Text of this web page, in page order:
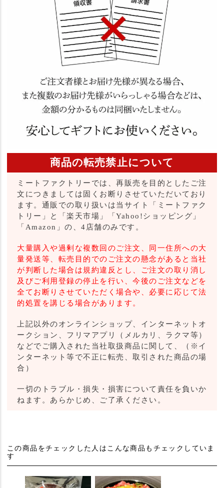
商品の転売禁止について
ミートファクトリーでは、再販売を目的としたご注
文につきましては固くお断りさせていただいており
ます。通販での取り扱いは当サイト「ミートファク
トリー」と「楽天市場」「Yahoo!ショッピング」
「Amazon」の、4店舗のみです。
大量購入や過剰な複数回のご注文、同一住所への大
量発送等、転売目的でのご注文の懸念があると当社
が判断した場合は規約違反とし、ご注文の取り消し
及びご利用登録の停止を行い、今後のご注文などを
全てお断りさせていただく場合や、必要に応じて法
的処置を講じる場合があります。
上記以外のオンラインショップ、インターネットオ
ークション、フリマアプリ（メルカリ、ラクマ等）
などでご購入された当社取扱商品に関して、（※イ
ンターネット等で不正に転売、取引された商品の場
合）
一切のトラブル・損失・損害について責任を負いか
ねます。あらかじめ、ご了承ください。
この商品をチェックした人はこんな商品もチェックしていま
す